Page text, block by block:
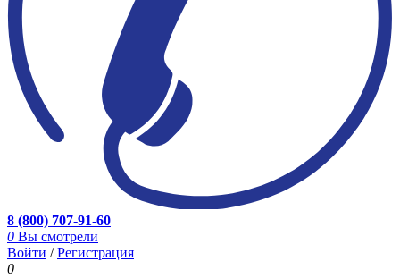
8 (800) 707-91-60
0 Вы смотрели
Войти /Регистрация
0